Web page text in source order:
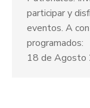
participar y
eventos. A
programados:
18 de Agosto